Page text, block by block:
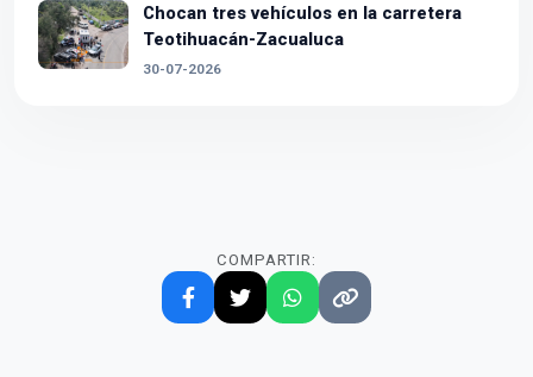
Chocan tres vehículos en la carretera
Teotihuacán-Zacualuca
30-07-2026
COMPARTIR: